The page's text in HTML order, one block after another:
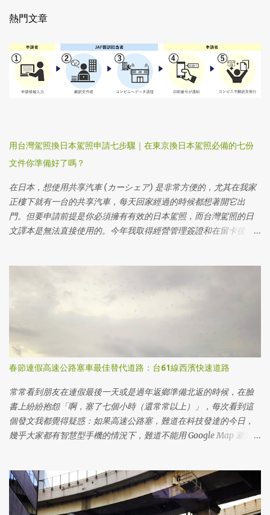
熱門文章
用台灣駕照換日本駕照申請七步驟｜在東京換日本駕照必備的七份
文件你準備好了嗎？
在日本，想使用共享汽車 (カーシェア) 是非常方便的，尤其在我家
正樓下就有一台的共享汽車，每天回家經過的時候都想著開它出
門。但要申請前提是你必須擁有有效的日本駕照，而台灣駕照的日
文譯本是無法直接使用的。今年我取得經營管理簽證和在留卡後，
件、申請換駕照，並成功獲得日本駕照。 不管你是剛來東京，還是
已經在這裡生活了一段時間，只要你有台灣駕照，透過這些步驟，
你就能輕鬆完成駕照轉換，在日本合法開車上路，享受更多便利。
巧，讓你的台灣駕照換日本駕照的過程更加順利！ 住在其他地方的
在日台灣人，可以參考其他縣市網友的心得： 名古屋｜[在日生活]
在名古屋換日本駕照(運転免許証) - 省下30萬円的打怪任務 大阪・
京都｜[日本，情報]台灣駕照換日本駕照，日本運転免許Get筆記整
理!! 為甚麼要換日本駕照三大理由，用台灣駕照日文譯本不行嗎？ 當
然你是短期來日本旅遊的，當然就是用駕照日文譯本就可以。但是
如果你是各種不同在留（長期居留）資格， 依據日本的法律 ，是必
本駕照之方式，即可在日本駕駛汽車或騎乘摩托車。前者是適合短
期停留者，後者是適合長期居留者之制度。而本項措施不適用以營
利為目的之計程車或大客車之駕駛，若有此需求，必須取得日本的
春節連假高速公路塞車最佳替代道路：台61線西濱快速道路
常常看到朋友在連假最後一天或是過年返鄉準備北返的時候，在臉
書上紛紛抱怨「啊，塞了七個小時（還常常以上）」，每次看到這
個發文我都覺得疑惑：如果高速公路塞，難道在科技發達的今日，
幾乎大家都有智慧型手機的情況下，難道不能用 Google Map 避開高